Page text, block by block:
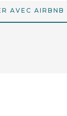
AVEC AIRBNB